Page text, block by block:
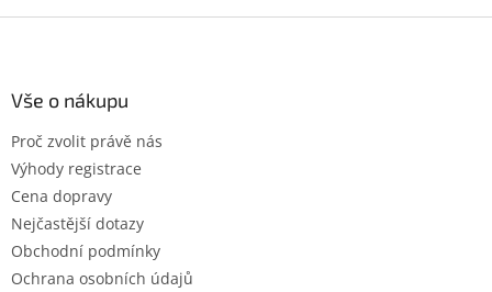
Vše o nákupu
Proč zvolit právě nás
Výhody registrace
Cena dopravy
Nejčastější dotazy
Obchodní podmínky
Ochrana osobních údajů